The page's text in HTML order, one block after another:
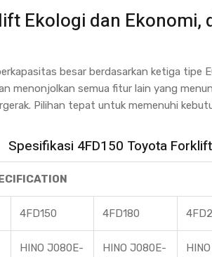
Ekologi dan Ekonomi,
besar berdasarkan ketiga tipe
menonjolkan semua fitur lain yang
Pilihan tepat untuk memenuhi
Spesifikasi 4FD150 Toyota
4FD150 4FD180
HINO J080E-
HINO J080E-